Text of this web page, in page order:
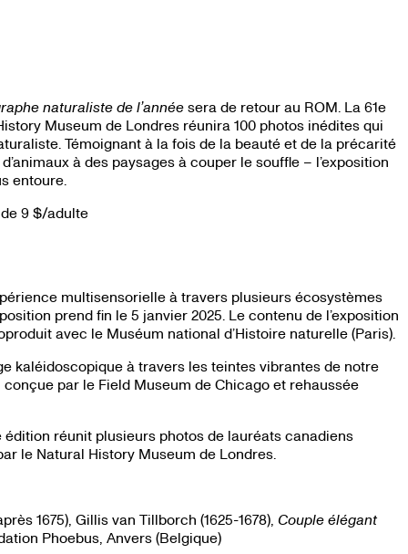
naturaliste de l’annéesera de retour au ROM. La 61e
Museum de Londres réunira 100 photos inédites qui
Témoignant à la fois de la beauté et de la précarité
à des paysages à couper le souffle – l’exposition
entoure.
9 $/adulte
multisensorielle à travers plusieurs écosystèmes
prend fin le 5 janvier 2025. Le contenu de l’exposition
avec le Muséum national d’Histoire naturelle (Paris).
kaléidoscopique à travers les teintes vibrantes de notre
conçue par le Field Museum de Chicago et rehaussée
édition réunit plusieurs photos de lauréats canadiens
le Natural History Museum de Londres.
1675), Gillis van Tillborch (1625-1678), Couple élégant
Phoebus, Anvers (Belgique)